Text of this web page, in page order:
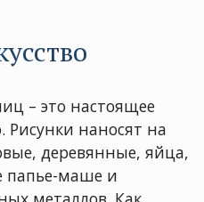
– это настоящее
Рисунки наносят на
деревянные, яйца,
папье-маше и